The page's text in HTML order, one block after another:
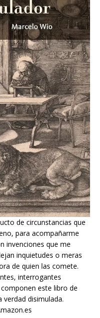
de circunstancias que
para acompañarme
invenciones que me
inquietudes o meras
de quien las comete.
interrogantes
este libro de
disimulada.